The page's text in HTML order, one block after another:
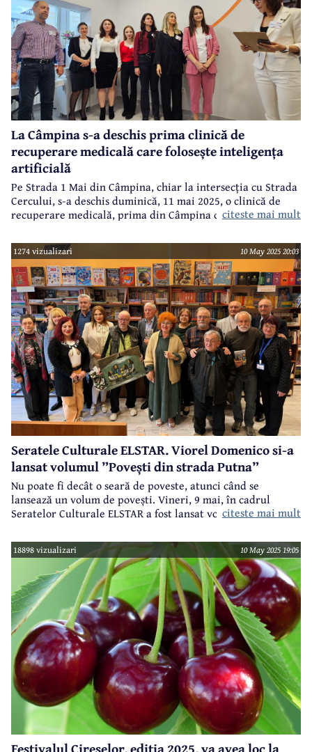
La Câmpina s-a deschis prima clinică de
recuperare medicală care folosește inteligența
artificială
Pe Strada 1 Mai din Câmpina, chiar la intersecția cu Strada
Cercului, s-a deschis duminică, 11 mai 2025, o clinică de
recuperare medicală, prima din Câmpina care folosește
citeste mai mult
1274 vizualizari 10 May 2025 20:03
Seratele Culturale ELSTAR. Viorel Domenico si-a
lansat volumul ”Povești din strada Putna”
Nu poate fi decât o seară de poveste, atunci când se
lansează un volum de povești. Vineri, 9 mai, în cadrul
Seratelor Culturale ELSTAR a fost lansat volumul ”Povești
Domenico.
citeste mai mult
18898 vizualizari 10 May 2025 19:05